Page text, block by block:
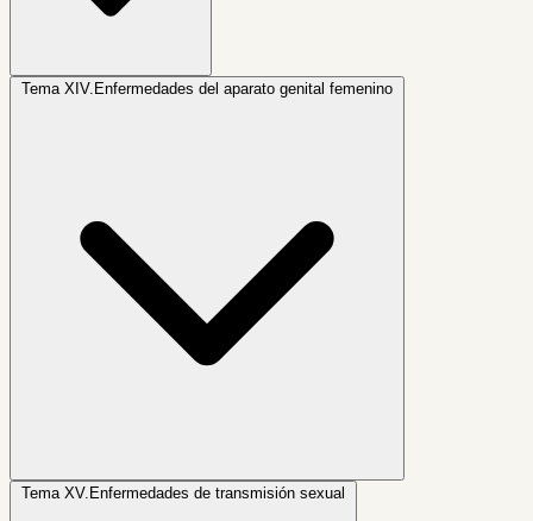
Tema XIV.
Tema XV.